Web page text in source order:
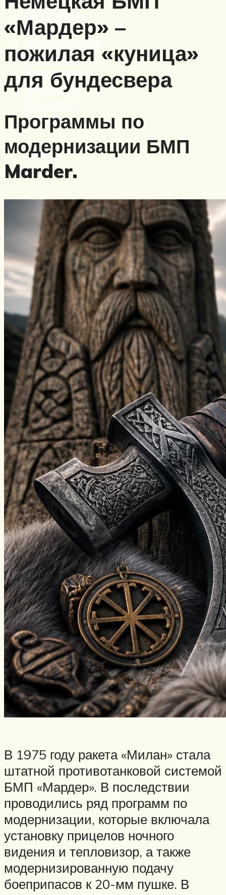
Вертолеты
Корабли
Бронетехника
Пистолеты
Автоматы
Пулеметы
Ружья
Меню
«Мардер» –
пожилая «куница»
для бундесвера
Программы по
модернизации БМП
Marder.
В 1975 году ракета «Милан» стала
штатной противотанковой системой
БМП «Мардер». В последствии
проводились ряд программ по
модернизации, которые включала
установку прицелов ночного
видения и тепловизор, а также
модернизированную подачу
боеприпасов к 20-мм пушке. В